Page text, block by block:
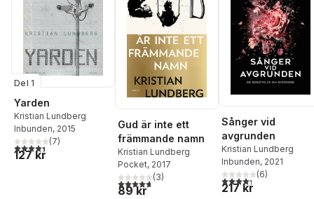
Del 1
Yarden
Kristian Lundberg
Inbunden, 2015
4,4utav 5 stjärnor. Totalt antal röster:
(7)
127 kr
Gud är inte ett
främmande namn
Kristian Lundberg
Pocket, 2017
4,7utav 5 stjärnor. Totalt antal röster:
(3)
89 kr
Sånger vid
avgrunden
Kristian Lundberg
Inbunden, 2021
4,3utav 5 stjärnor.
(6)
217 kr